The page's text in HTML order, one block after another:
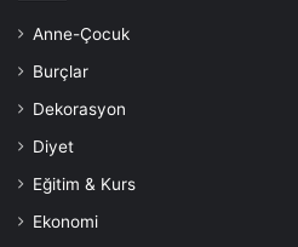
Anne-Çocuk
Burçlar
Dekorasyon
Diyet
Eğitim & Kurs
Ekonomi